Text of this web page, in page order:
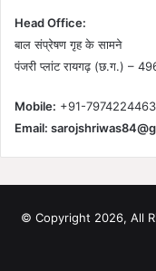
Head Office:
बाल संप्रेषण गृह के सामने
पंजरी प्लांट रायगढ़ (छ.ग.) –
Mobile: +91-7974224463
Email:
© Copyright 2026, All